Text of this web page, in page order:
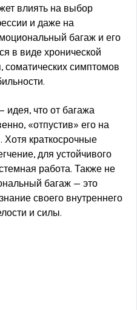
влиять на выбор
и даже на
багаж и его
в виде хронической
соматических симптомов
что от багажа
«отпустив» его на
Хотя краткосрочные
для устойчивого
работа. Также не
багаж — это
своего внутреннего
и силы.